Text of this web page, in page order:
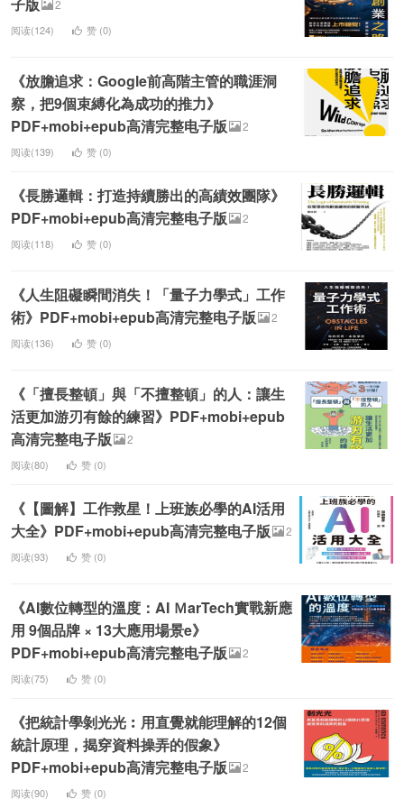
2
阅读(124) 赞 (0)
《放膽追求：Google前高階主管的職涯洞
察，把9個束縛化為成功的推力》
PDF+mobi+epub高清完整电子版
2
阅读(139) 赞 (0)
《長勝邏輯：打造持續勝出的高績效團隊》
PDF+mobi+epub高清完整电子版
2
阅读(118) 赞 (0)
《人生阻礙瞬間消失！「量子力學式」工作
術》PDF+mobi+epub高清完整电子版
2
阅读(136) 赞 (0)
《「擅長整頓」與「不擅整頓」的人：讓生
活更加游刃有餘的練習》PDF+mobi+epub
高清完整电子版
2
阅读(80) 赞 (0)
《【圖解】工作救星！上班族必學的AI活用
大全》PDF+mobi+epub高清完整电子版
2
阅读(93) 赞 (0)
《AI數位轉型的溫度：AI ＭarTech實戰新應
用 9個品牌 × 13大應用場景e》
PDF+mobi+epub高清完整电子版
2
阅读(75) 赞 (0)
《把統計學剝光光︰用直覺就能理解的12個
統計原理，揭穿資料操弄的假象》
PDF+mobi+epub高清完整电子版
2
阅读(90) 赞 (0)